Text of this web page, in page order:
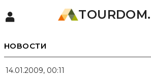
НОВОСТИ
14.01.2009, 00:11